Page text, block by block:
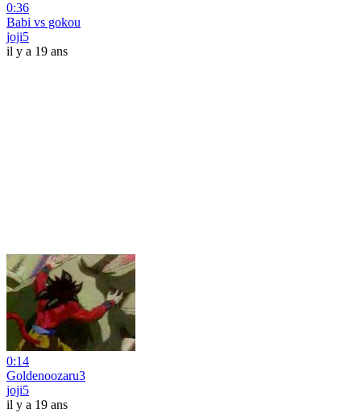
0:36
Babi vs gokou
joji5
il y a 19 ans
0:14
Goldenoozaru3
joji5
il y a 19 ans